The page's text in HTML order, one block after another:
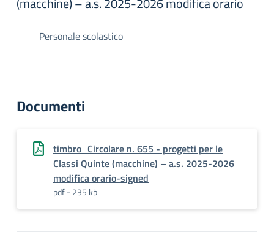
Personale scolastico
Documenti
timbro_Circolare n. 655 - progetti per le
Classi Quinte (macchine) – a.s. 2025-2026
modifica orario-signed
pdf - 235 kb